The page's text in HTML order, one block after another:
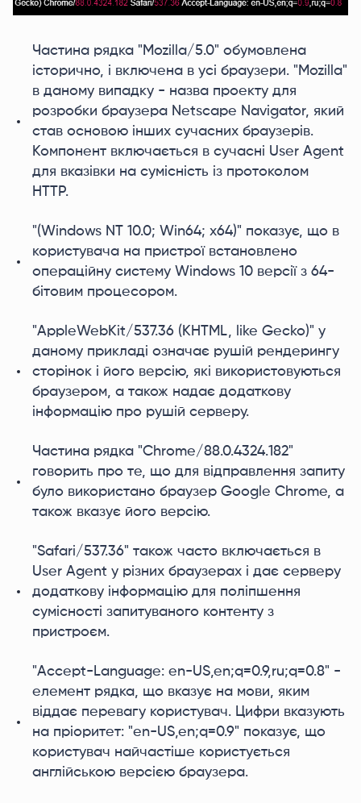
Частина рядка "Mozilla/5.0" обумовлена
історично, і включена в усі браузери. "Mozilla"
в даному випадку - назва проекту для
розробки браузера Netscape Navigator, який
став основою інших сучасних браузерів.
Компонент включається в сучасні User Agent
для вказівки на сумісність із протоколом
HTTP.
"(Windows NT 10.0; Win64; x64)" показує, що в
користувача на пристрої встановлено
операційну систему Windows 10 версії з 64-
бітовим процесором.
"AppleWebKit/537.36 (KHTML, like Gecko)" у
даному прикладі означає рушій рендерингу
сторінок і його версію, які використовуються
браузером, а також надає додаткову
інформацію про рушій серверу.
Частина рядка "Chrome/88.0.4324.182"
говорить про те, що для відправлення запиту
було використано браузер Google Chrome, а
також вказує його версію.
"Safari/537.36" також часто включається в
User Agent у різних браузерах і дає серверу
додаткову інформацію для поліпшення
сумісності запитуваного контенту з
пристроєм.
"Accept-Language: en-US,en;q=0.9,ru;q=0.8" -
елемент рядка, що вказує на мови, яким
віддає перевагу користувач. Цифри вказують
на пріоритет: "en-US,en;q=0.9" показує, що
користувач найчастіше користується
англійською версією браузера.